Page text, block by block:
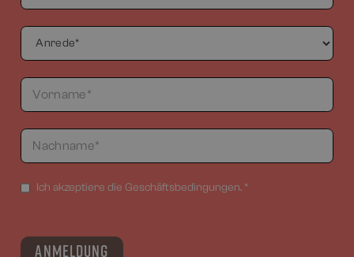
Ich akzeptiere die Geschäftsbedingungen. *